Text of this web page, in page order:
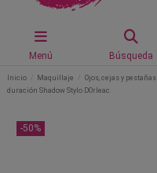
Menú Búsqueda
Inicio Maquillaje Ojos, cejas y pestañas
duración Shadow Stylo DOrleac
-50%